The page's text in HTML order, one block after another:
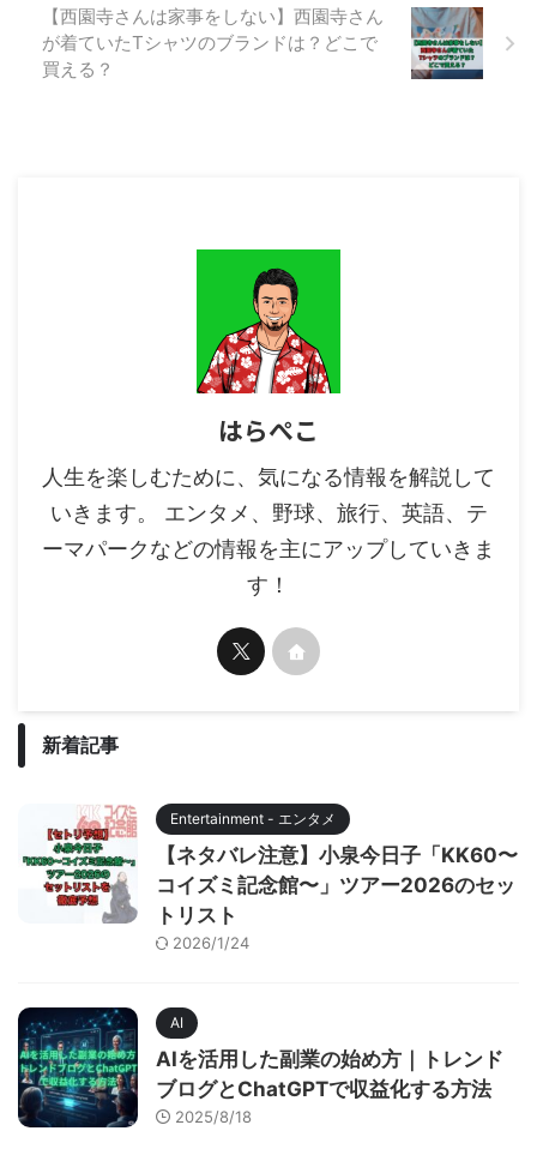
る大捜査線について解説していき
ます。 【うち弁】1話でムロツ
ヨシが着ていたコートは？ うち
弁（うちの弁護士は手がかかる）
【西園寺さんは家事をしない】西園寺さん
が着ていたTシャツのブランドは？どこで
買える？
はらぺこ
人生を楽しむために、気になる情報を解説して
いきます。 エンタメ、野球、旅行、英語、テ
ーマパークなどの情報を主にアップしていきま
す！
新着記事
Entertainment - エンタメ
【ネタバレ注意】小泉今日子「KK60〜
コイズミ記念館〜」ツアー2026のセッ
トリスト
2026/1/24
AI
AIを活用した副業の始め方｜トレンド
ブログとChatGPTで収益化する方法
2025/8/18